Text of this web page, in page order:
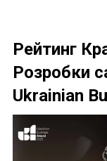
Рейтинг
Розробки
Ukrainian